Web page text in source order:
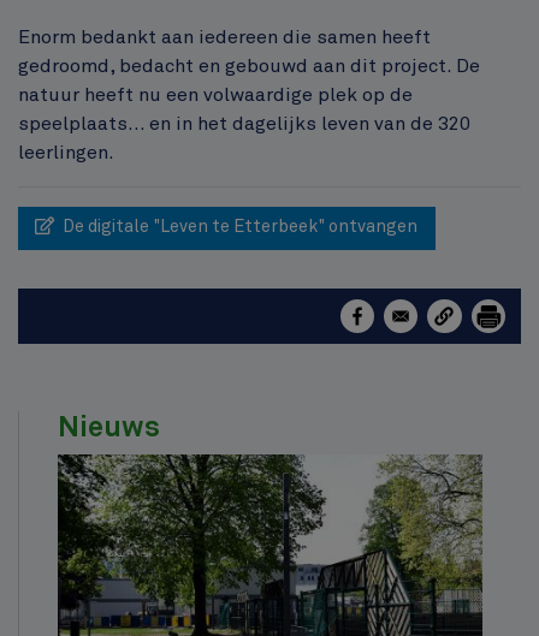
Enorm bedankt aan iedereen die samen heeft
gedroomd, bedacht en gebouwd aan dit project. De
natuur heeft nu een volwaardige plek op de
speelplaats… en in het dagelijks leven van de 320
leerlingen.
De digitale "Leven te Etterbeek" ontvangen
Nieuws